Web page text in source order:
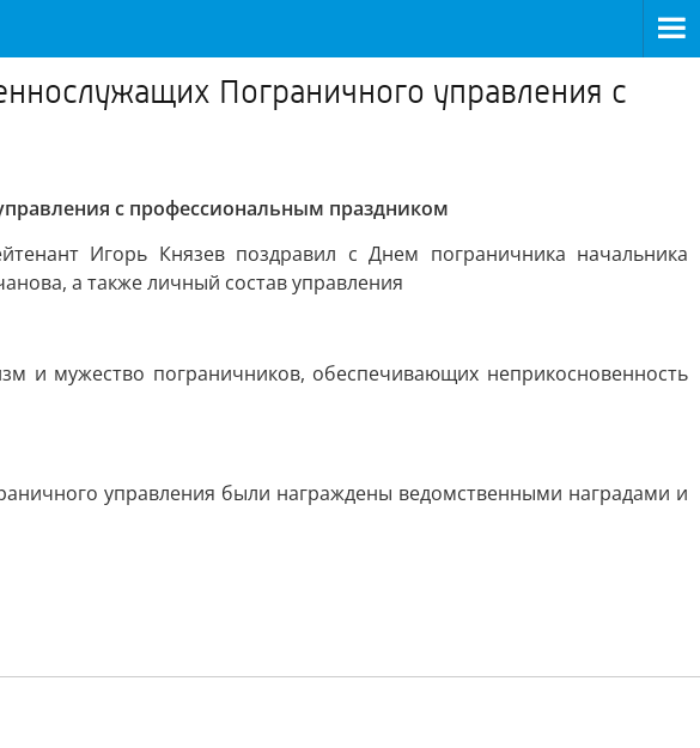
Пограничного управления с
с профессиональным праздником
Игорь Князев поздравил с Днем пограничника начальника
а также личный состав управления
и мужество пограничников, обеспечивающих неприкосновенность
управления были награждены ведомственными наградами и